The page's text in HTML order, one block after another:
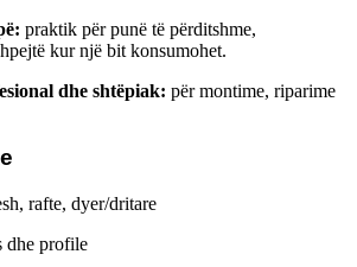
praktik për punë të përditshme,
kur një bit konsumohet.
dhe shtëpiak: për montime, riparime
rafte, dyer/dritare
dhe profile